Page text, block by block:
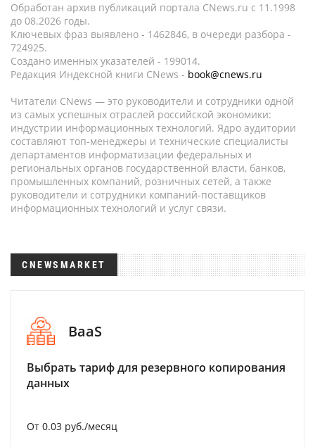
Обработан архив публикаций портала CNews.ru c 11.1998
до 08.2026 годы.
Ключевых фраз выявлено - 1462846, в очереди разбора -
724925.
Создано именных указателей - 199014.
Редакция Индексной книги CNews - book@cnews.ru
Читатели CNews — это руководители и сотрудники одной
из самых успешных отраслей российской экономики:
индустрии информационных технологий. Ядро аудитории
составляют топ-менеджеры и технические специалисты
департаментов информатизации федеральных и
региональных органов государственной власти, банков,
промышленных компаний, розничных сетей, а также
руководители и сотрудники компаний-поставщиков
информационных технологий и услуг связи.
CNEWSMARKET
BaaS
Выбрать тариф для резервного копирования
данных
От 0.03 руб./месяц